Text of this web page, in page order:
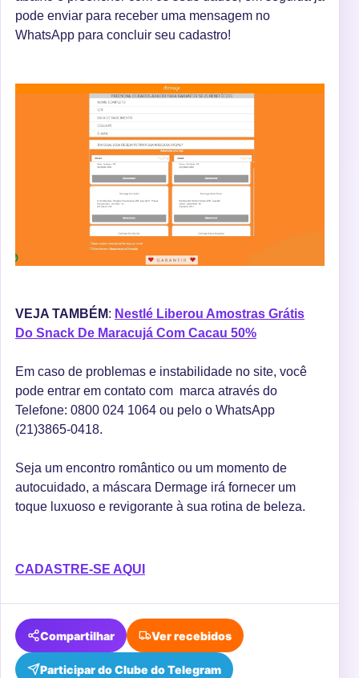
pode enviar para receber uma mensagem no
WhatsApp para concluir seu cadastro!
VEJA TAMBÉM: Nestlé Liberou Amostras Grátis
Do Snack De Maracujá Com Cacau 50%
Em caso de problemas e instabilidade no site, você
pode entrar em contato com marca através do
Telefone: 0800 024 1064 ou pelo o WhatsApp
(21)3865-0418.
Seja um encontro romântico ou um momento de
autocuidado, a máscara Dermage irá fornecer um
toque luxuoso e revigorante à sua rotina de beleza.
CADASTRE-SE AQUI
Compartilhar
Participar do Clube do Telegram
Ver recebidos